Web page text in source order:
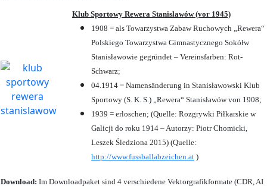
Klub Sportowy Rewera Stanisławów (vor 1945)
1908 = als Towarzystwa Zabaw Ruchowych „Rewera“
Polskiego Towarzystwa Gimnastycznego Sokółw
Stanisławowie gegründet – Vereinsfarben: Rot-
Schwarz;
04.1914 = Namensänderung in Stanisławowski Klub
Sportowy (S. K. S.) „Rewera“ Stanisławów von 1908;
1939 = erloschen; (Quelle: Rozgrywki Piłkarskie w
Galicji do roku 1914 – Autorzy: Piotr Chomicki,
Leszek Śledziona 2015) (Quelle:
http://www.fussballabzeichen.at )
Download: Im Downloadpaket sind 4 verschiedene Vektorgrafikformate (CDR, AI